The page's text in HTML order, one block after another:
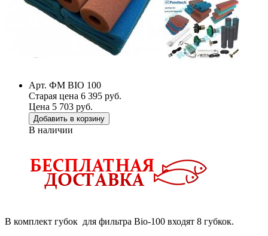
Арт. ФМ BIO 100
Старая цена 6 395 руб.
Цена 5 703 руб.
Добавить в корзину
В наличии
В комплект губок для фильтра Bio-100 входят 8 губкок.